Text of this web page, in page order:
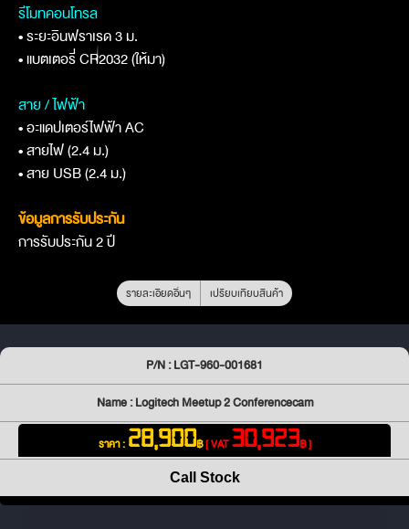
รีโมทคอนโทรล
• ระยะอินฟราเรด 3 ม.
• แบตเตอรี่ CR2032 (ให้มา)
สาย / ไฟฟ้า
• อะแดปเตอร์ไฟฟ้า AC
• สายไฟ (2.4 ม.)
• สาย USB (2.4 ม.)
ข้อมูลการรับประกัน
การรับประกัน 2 ปี
รายละเอียดอื่นๆ เปรียบเทียบสินค้า
P/N : LGT-960-001681
Name : Logitech Meetup 2 Conferencecam
ราคา : 28,900฿[ VAT30,923฿ ]
Call Stock